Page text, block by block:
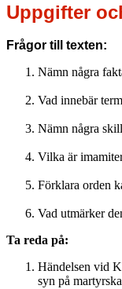
Uppgifter
Frågor till texten:
Nämn några
Vad innebär
Nämn några
Vilka är
Förklara orden
Vad utmärker
Ta reda på:
Händelsen vid
syn på